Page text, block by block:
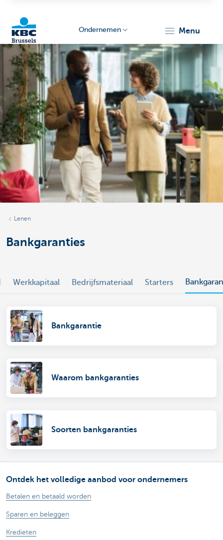
KBC
Ondernemers
Ondernemen menu
Lenen
Bankgaranties
Werkkapitaal Bedrijfsmateriaal Starters
Bankgarantie
Waarom bankgaranties
Soorten bankgaranties
Ontdek het volledige aanbod voor ondernemers
Betalen en betaald worden
Sparen en beleggen
Kredieten